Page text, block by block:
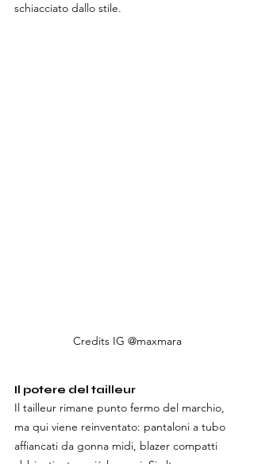
schiacciato dallo stile.
Credits IG @maxmara
Il potere del tailleur
Il tailleur rimane punto fermo del marchio,
ma qui viene reinventato: pantaloni a tubo
affiancati da gonna midi, blazer compatti